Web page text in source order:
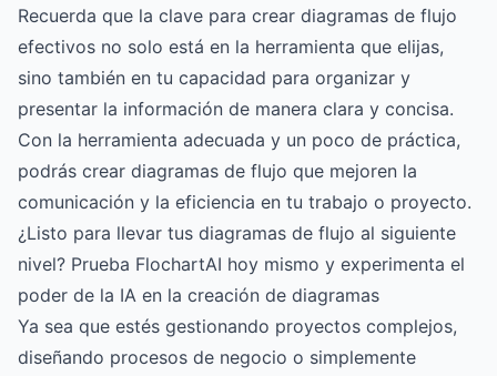
Recuerda que la clave para crear diagramas de flujo
efectivos no solo está en la herramienta que elijas,
sino también en tu capacidad para organizar y
presentar la información de manera clara y concisa.
Con la herramienta adecuada y un poco de práctica,
podrás crear diagramas de flujo que mejoren la
comunicación y la eficiencia en tu trabajo o proyecto.
¿Listo para llevar tus diagramas de flujo al siguiente
nivel? Prueba FlochartAI hoy mismo y experimenta el
poder de la IA en la creación de diagramas
Ya sea que estés gestionando proyectos complejos,
diseñando procesos de negocio o simplemente